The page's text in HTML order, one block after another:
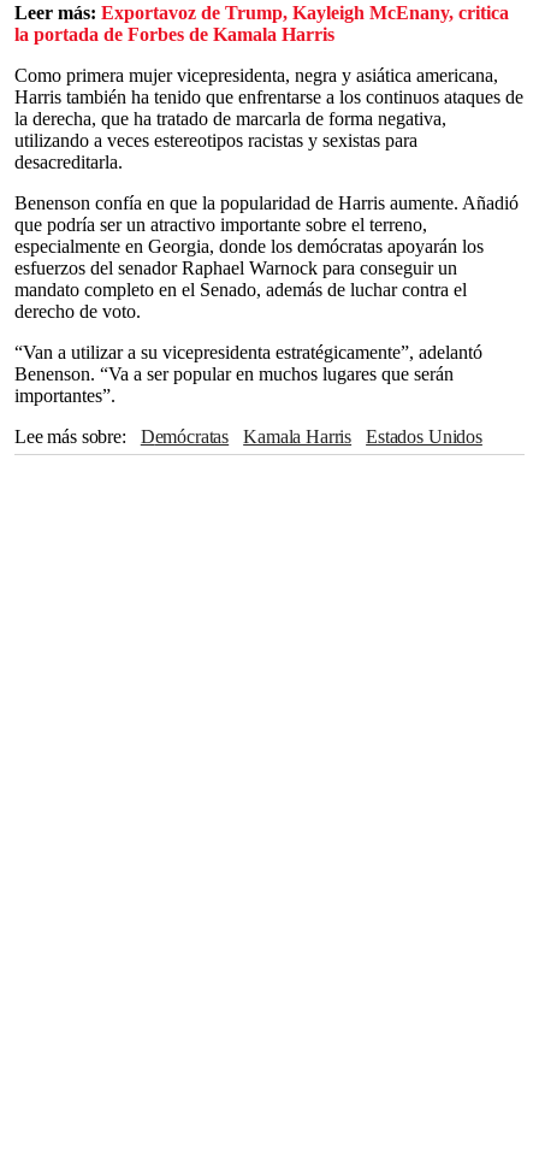
Leer más: Exportavoz de Trump, Kayleigh McEnany, critica
la portada de Forbes de Kamala Harris
Como primera mujer vicepresidenta, negra y asiática americana,
Harris también ha tenido que enfrentarse a los continuos ataques de
la derecha, que ha tratado de marcarla de forma negativa,
utilizando a veces estereotipos racistas y sexistas para
desacreditarla.
Benenson confía en que la popularidad de Harris aumente. Añadió
que podría ser un atractivo importante sobre el terreno,
especialmente en Georgia, donde los demócratas apoyarán los
esfuerzos del senador Raphael Warnock para conseguir un
mandato completo en el Senado, además de luchar contra el
derecho de voto.
“Van a utilizar a su vicepresidenta estratégicamente”, adelantó
Benenson. “Va a ser popular en muchos lugares que serán
importantes”.
Lee más sobre
Demócratas Kamala Harris
Estados Unidos